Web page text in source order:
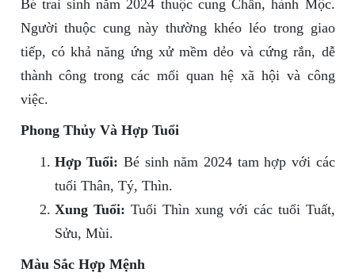
Bé trai sinh năm 2024 thuộc cung Chấn, hành Mộc.
Người thuộc cung này thường khéo léo trong giao
tiếp, có khả năng ứng xử mềm dẻo và cứng rắn, dễ
thành công trong các mối quan hệ xã hội và công
việc.
Phong Thủy Và Hợp Tuổi
Hợp Tuổi: Bé sinh năm 2024 tam hợp với các
tuổi Thân, Tý, Thìn.
Xung Tuổi: Tuổi Thìn xung với các tuổi Tuất,
Sửu, Mùi.
Màu Sắc Hợp Mệnh